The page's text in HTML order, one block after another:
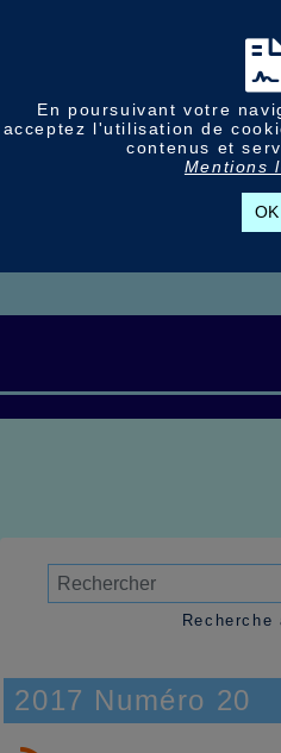
En poursuivant votre
acceptez l'utilisation de
contenus et
Mentions
OK
Recherche
2017 Numéro 20